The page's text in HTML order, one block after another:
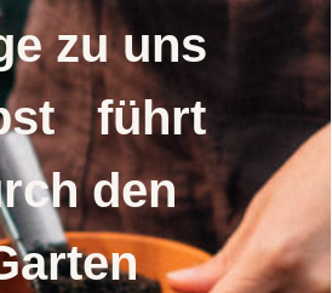
zu uns
führt
den